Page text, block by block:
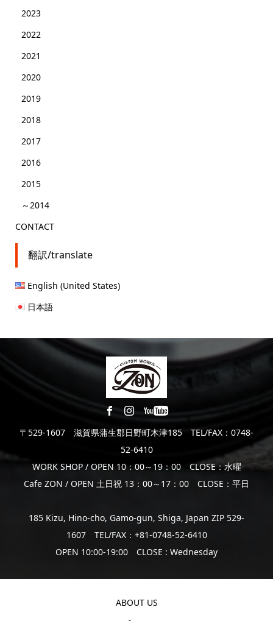
2023
2022
2021
2020
2019
2018
2017
2016
2015
～2014
CONTACT
翻訳/translate
English (United States)
日本語
〒529-1607 滋賀県蒲生郡日野町木津185 TEL/FAX：0748-
52-6410
WORK SHOP / OPEN 10：00～19：00 CLOSE：水曜
Cafe ZON / OPEN 土日祝 13：00～17：00 CLOSE：平日
185 Kizu, Hino-cho, Gamo-gun, Shiga, Japan ZIP 529-
1607 TEL/FAX：+81-0748-52-6410
OPEN 10:00-19:00 CLOSE : Wednesday
ABOUT US